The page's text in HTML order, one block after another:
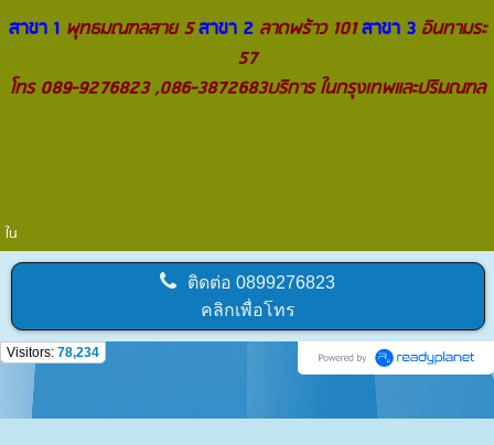
สาขา 1พุทธมณฑลสาย 5 สาขา 2ลาดพร้าว 101 สาขา 3 อินทามระ
57
โทร 089-9276823 ,086-3872683บริการ ในกรุงเทพและปริมณฑล
ใน
ติดต่อ0899276823
คลิกเพื่อโทร
Visitors: 78,234